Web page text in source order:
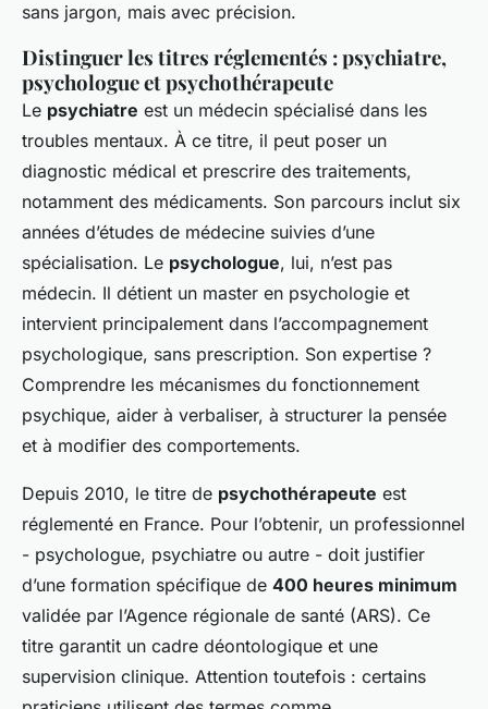
sans jargon, mais avec précision.
Distinguer les titres réglementés : psychiatre,
psychologue et psychothérapeute
Le psychiatre est un médecin spécialisé dans les
troubles mentaux. À ce titre, il peut poser un
diagnostic médical et prescrire des traitements,
notamment des médicaments. Son parcours inclut six
années d’études de médecine suivies d’une
spécialisation. Le psychologue, lui, n’est pas
médecin. Il détient un master en psychologie et
intervient principalement dans l’accompagnement
psychologique, sans prescription. Son expertise ?
Comprendre les mécanismes du fonctionnement
psychique, aider à verbaliser, à structurer la pensée
et à modifier des comportements.
Depuis 2010, le titre de psychothérapeute est
réglementé en France. Pour l’obtenir, un professionnel
- psychologue, psychiatre ou autre - doit justifier
d’une formation spécifique de 400 heures minimum
validée par l’Agence régionale de santé (ARS). Ce
titre garantit un cadre déontologique et une
supervision clinique. Attention toutefois : certains